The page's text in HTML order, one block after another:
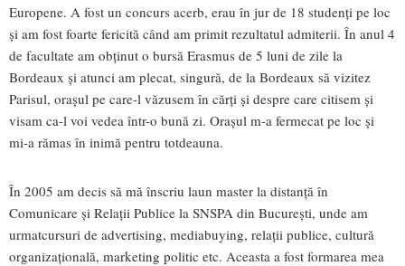
Europene. A fost un concurs acerb, erau în jur de 18 studenți pe loc
și am fost foarte fericită când am primit rezultatul admiterii. În anul 4
de facultate am obținut o bursă Erasmus de 5 luni de zile la
Bordeaux și atunci am plecat, singură, de la Bordeaux să vizitez
Parisul, orașul pe care-l văzusem în cărți și despre care citisem și
visam ca-l voi vedea într-o bună zi. Orașul m-a fermecat pe loc și
mi-a rămas în inimă pentru totdeauna.
În 2005 am decis să mă înscriu laun master la distanță în
Comunicare și Relații Publice la SNSPA din București, unde am
urmatcursuri de advertising, mediabuying, relații publice, cultură
organizațională, marketing politic etc. Aceasta a fost formarea mea